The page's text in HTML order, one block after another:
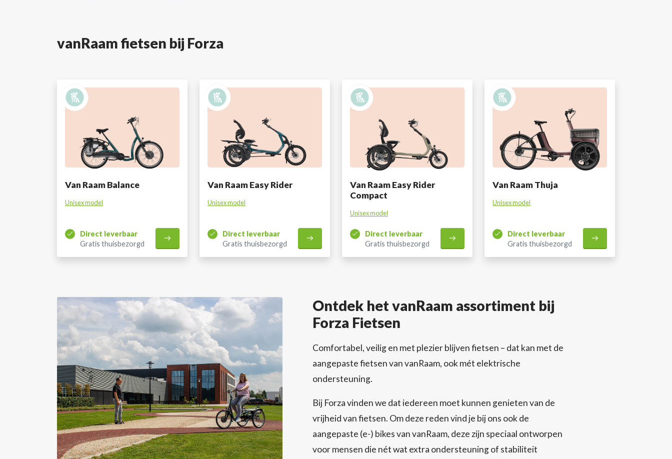
vanRaam fietsen bij Forza
Van Raam Balance
Unisex model
Direct leverbaar
Gratis thuisbezorgd
Van Raam Easy Rider
Unisex model
Direct leverbaar
Gratis thuisbezorgd
Van Raam Easy Rider
Compact
Unisex model
Direct leverbaar
Gratis thuisbezorgd
Van Raam Thuja
Unisex model
Direct leverbaar
Gratis thuisbezorgd
Ontdek het vanRaam assortiment bij
Forza Fietsen
Comfortabel, veilig en met plezier blijven fietsen – dat kan met de
aangepaste fietsen van vanRaam, ook mét elektrische
ondersteuning.
Bij Forza vinden we dat iedereen moet kunnen genieten van de
vrijheid van fietsen. Om deze reden vind je bij ons ook de
aangepaste (e-) bikes van vanRaam, deze zijn speciaal ontworpen
voor mensen die nét wat extra ondersteuning of stabiliteit